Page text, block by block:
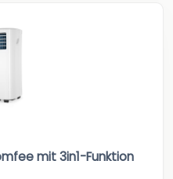
mit 3in1-Funktion